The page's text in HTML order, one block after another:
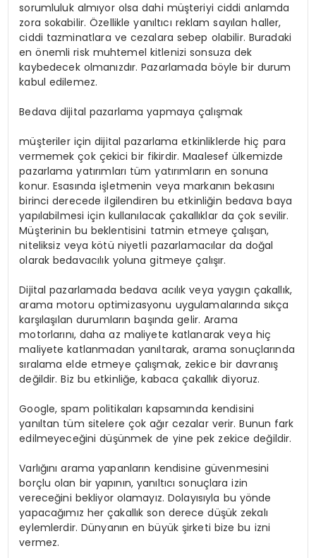
sorumluluk almıyor olsa dahi müşteriyi ciddi anlamda
zora sokabilir. Özellikle yanıltıcı reklam sayılan haller,
ciddi tazminatlara ve cezalara sebep olabilir. Buradaki
en önemli risk muhtemel kitlenizi sonsuza dek
kaybedecek olmanızdır. Pazarlamada böyle bir durum
kabul edilemez.
Bedava dijital pazarlama yapmaya çalışmak
müşteriler için dijital pazarlama etkinliklerde hiç para
vermemek çok çekici bir fikirdir. Maalesef ülkemizde
pazarlama yatırımları tüm yatırımların en sonuna
konur. Esasında işletmenin veya markanın bekasını
birinci derecede ilgilendiren bu etkinliğin bedava baya
yapılabilmesi için kullanılacak çakallıklar da çok sevilir.
Müşterinin bu beklentisini tatmin etmeye çalışan,
niteliksiz veya kötü niyetli pazarlamacılar da doğal
olarak bedavacılık yoluna gitmeye çalışır.
Dijital pazarlamada bedava acılık veya yaygın çakallık,
arama motoru optimizasyonu uygulamalarında sıkça
karşılaşılan durumların başında gelir. Arama
motorlarını, daha az maliyete katlanarak veya hiç
maliyete katlanmadan yanıltarak, arama sonuçlarında
sıralama elde etmeye çalışmak, zekice bir davranış
değildir. Biz bu etkinliğe, kabaca çakallık diyoruz.
Google, spam politikaları kapsamında kendisini
yanıltan tüm sitelere çok ağır cezalar verir. Bunun fark
edilmeyeceğini düşünmek de yine pek zekice değildir.
Varlığını arama yapanların kendisine güvenmesini
borçlu olan bir yapının, yanıltıcı sonuçlara izin
vereceğini bekliyor olamayız. Dolayısıyla bu yönde
yapacağımız her çakallık son derece düşük zekalı
eylemlerdir. Dünyanın en büyük şirketi bize bu izni
vermez.